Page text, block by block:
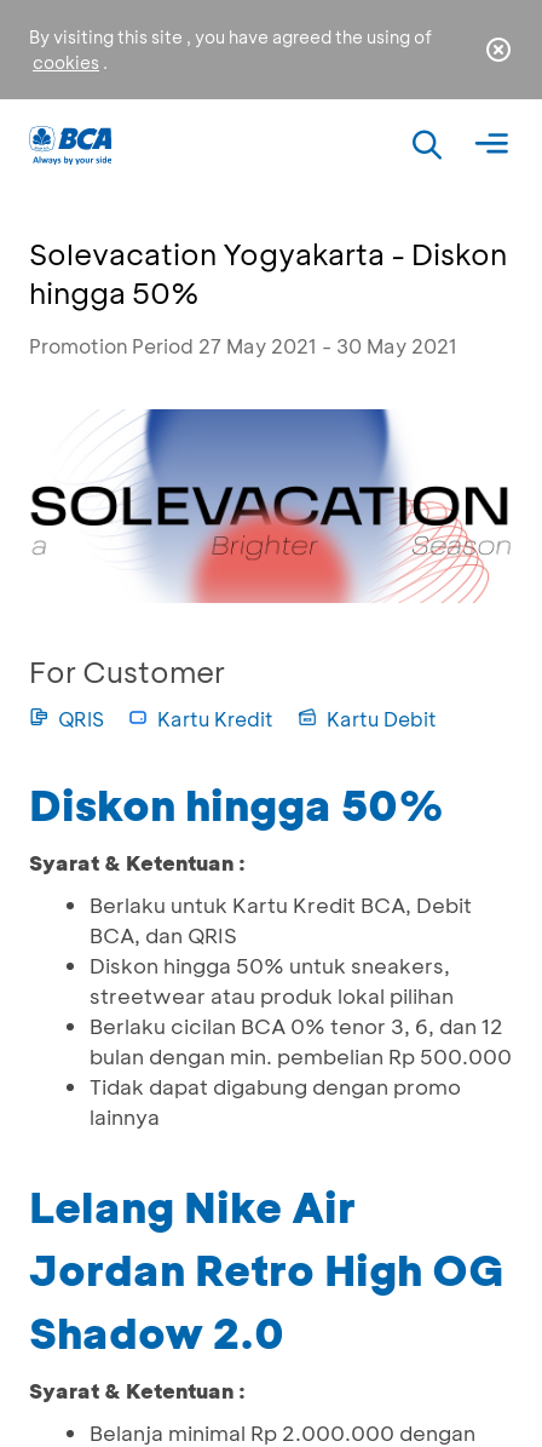
By visiting this site , you have agreed the using of
cookies .
Solevacation Yogyakarta - Diskon
hingga 50%
Promotion Period 27 May 2021 - 30 May 2021
For Customer
QRIS Kartu Kredit Kartu Debit
Diskon hingga 50%
Syarat & Ketentuan :
Berlaku untuk Kartu Kredit BCA, Debit
BCA, dan QRIS
Diskon hingga 50% untuk sneakers,
streetwear atau produk lokal pilihan
Berlaku cicilan BCA 0% tenor 3, 6, dan 12
bulan dengan min. pembelian Rp 500.000
Tidak dapat digabung dengan promo
lainnya
Lelang Nike Air
Jordan Retro High OG
Shadow 2.0
Syarat & Ketentuan :
Belanja minimal Rp 2.000.000 dengan